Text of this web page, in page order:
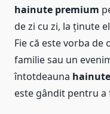
hainute premium
de zi cu zi, la ținute
Fie că este vorba de
familie sau un
întotdeauna
este gândit pentru